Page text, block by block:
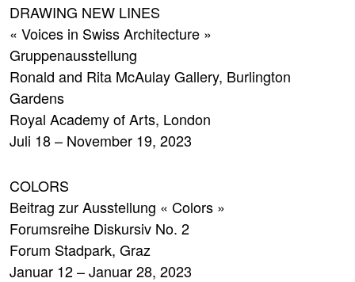
DRAWING NEW LINES
« Voices in Swiss Architecture »
Gruppenausstellung
Ronald and Rita McAulay Gallery, Burlington
Gardens
Royal Academy of Arts, London
Juli 18 – November 19, 2023
COLORS
Beitrag zur Ausstellung « Colors »
Forumsreihe Diskursiv No. 2
Forum Stadpark, Graz
Januar 12 – Januar 28, 2023